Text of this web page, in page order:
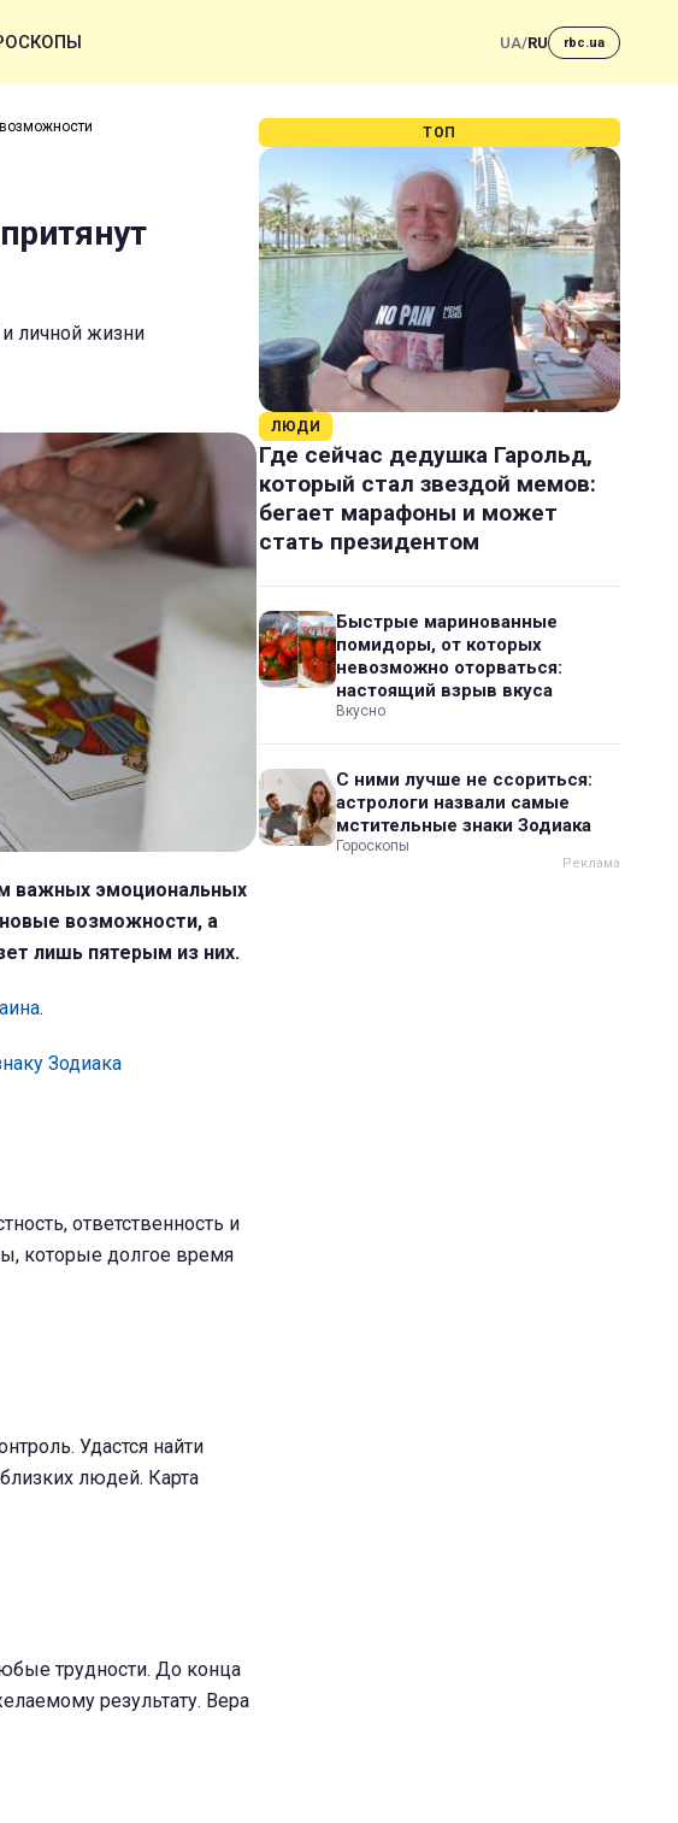
UA/RU rbc.ua
личной жизни
важных эмоциональных
возможности, а
лишь пятерым из них.
.
Зодиака
ответственность и
которые долгое время
Удастся найти
людей. Карта
трудности. До конца
результату. Вера
ТОП
ЛЮДИ
Где сейчас дедушка Гарольд,
который стал звездой мемов:
бегает марафоны и может
стать президентом
Быстрые маринованные
помидоры, от которых
невозможно оторваться:
настоящий взрыв вкуса
Вкусно
С ними лучше не ссориться:
астрологи назвали самые
мстительные знаки Зодиака
Гороскопы